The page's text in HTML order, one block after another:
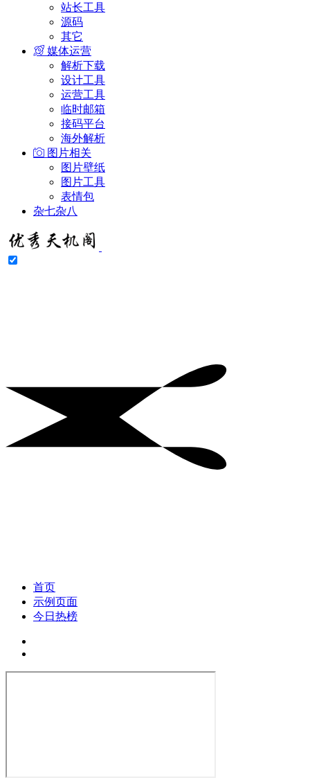
站长工具
源码
其它
媒体运营
解析下载
设计工具
运营工具
临时邮箱
接码平台
海外解析
图片相关
图片壁纸
图片工具
表情包
杂七杂八
首页
示例页面
今日热榜